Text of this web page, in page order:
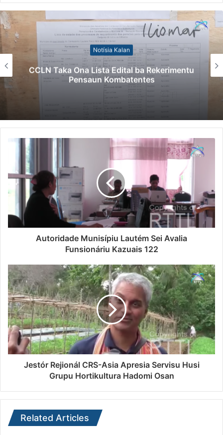
Notísia Kalan
CCLN Taka Ona Lista Edital ba Rekerimentu
Pensaun Kombatentes
Autoridade Munisípiu Lautém Sei Avalia
Funsionáriu Kazuais 122
Jestór Rejionál CRS-Asia Apresia Servisu Husi
Grupu Hortikultura Hadomi Osan
Related Articles